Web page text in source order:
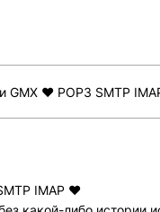
GMX ♥ POP3 SMTP
IMAP ❤️